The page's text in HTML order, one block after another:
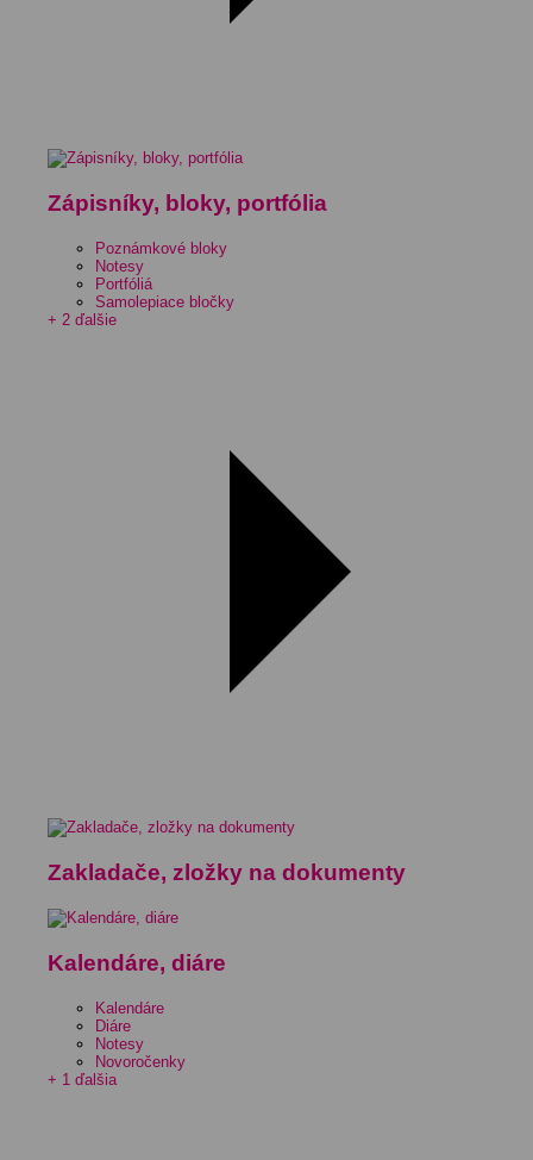
Zápisníky, bloky, portfólia
Poznámkové bloky
Notesy
Portfóliá
Samolepiace bločky
+ 2 ďalšie
Zakladače, zložky na dokumenty
Kalendáre, diáre
Kalendáre
Diáre
Notesy
Novoročenky
+ 1 ďalšia